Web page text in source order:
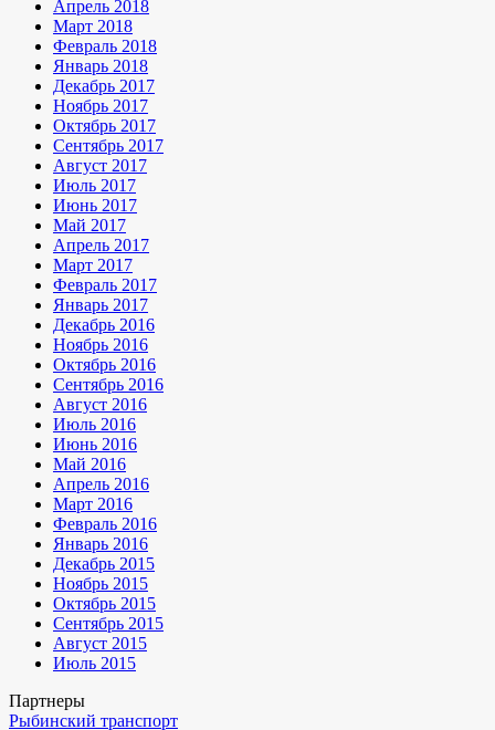
Апрель 2018
Март 2018
Февраль 2018
Январь 2018
Декабрь 2017
Ноябрь 2017
Октябрь 2017
Сентябрь 2017
Август 2017
Июль 2017
Июнь 2017
Май 2017
Апрель 2017
Март 2017
Февраль 2017
Январь 2017
Декабрь 2016
Ноябрь 2016
Октябрь 2016
Сентябрь 2016
Август 2016
Июль 2016
Июнь 2016
Май 2016
Апрель 2016
Март 2016
Февраль 2016
Январь 2016
Декабрь 2015
Ноябрь 2015
Октябрь 2015
Сентябрь 2015
Август 2015
Июль 2015
Партнеры
Рыбинский транспорт